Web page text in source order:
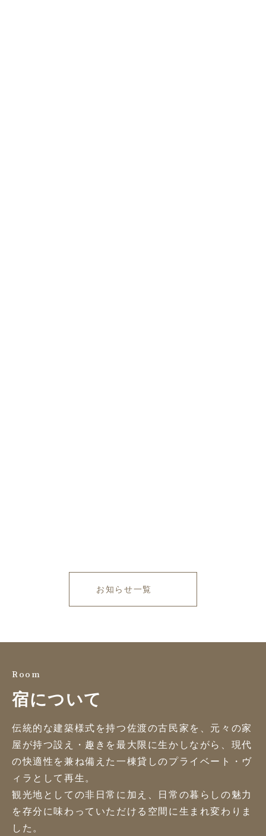
お知らせ一覧
Room
宿について
伝統的な建築様式を持つ佐渡の古民家を、元々の家
屋が持つ設え・趣きを最大限に生かしながら、現代
の快適性を兼ね備えた一棟貸しのプライベート・ヴ
ィラとして再生。
観光地としての非日常に加え、日常の暮らしの魅力
を存分に味わっていただける空間に生まれ変わりま
した。